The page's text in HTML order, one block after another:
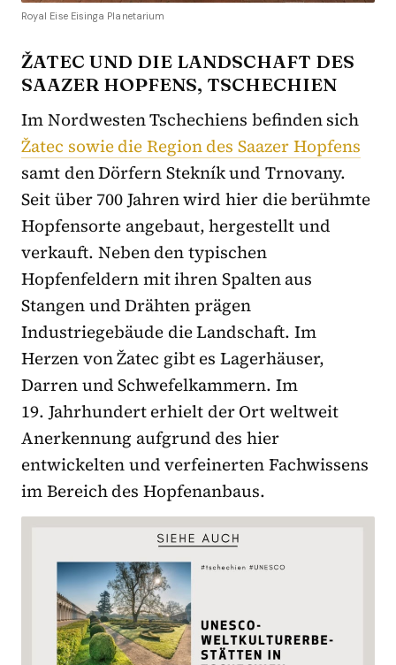
Royal Eise Eisinga Planetarium
ŽATEC UND DIE LANDSCHAFT DES
SAAZER HOPFENS, TSCHECHIEN
Im Nordwesten Tschechiens befinden sich
Žatec sowie die Region des Saazer Hopfens
samt den Dörfern Stekník und Trnovany.
Seit über 700 Jahren wird hier die berühmte
Hopfensorte angebaut, hergestellt und
verkauft. Neben den typischen
Hopfenfeldern mit ihren Spalten aus
Stangen und Drähten prägen
Industriegebäude die Landschaft. Im
Herzen von Žatec gibt es Lagerhäuser,
Darren und Schwefelkammern. Im
19. Jahrhundert erhielt der Ort weltweit
Anerkennung aufgrund des hier
entwickelten und verfeinerten Fachwissens
im Bereich des Hopfenanbaus.